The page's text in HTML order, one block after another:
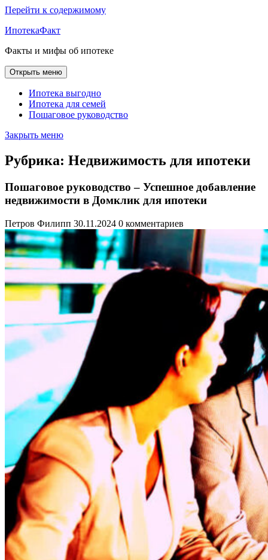
Перейти к содержимому
ИпотекаФакт
Факты и мифы об ипотеке
Открыть меню
Ипотека выгодно
Ипотека для семей
Пошаговое руководство
Закрыть меню
Рубрика: Недвижимость для ипотеки
Пошаговое руководство – Успешное добавление
недвижимости в Домклик для ипотеки
Петров Филипп 30.11.2024 0 комментариев